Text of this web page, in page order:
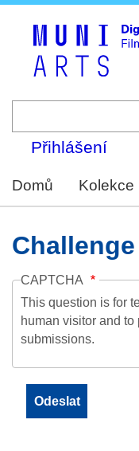
Přihlášení
Domů Kolekce
Challenge
CAPTCHA
This question is for
human visitor and
submissions.